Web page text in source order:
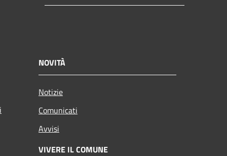
NOVITÀ
Notizie
Comunicati
Avvisi
VIVERE IL COMUNE